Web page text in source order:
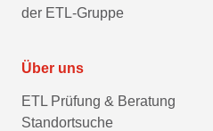
der ETL-Gruppe
Über uns
ETL Prüfung & Beratung
Standortsuche